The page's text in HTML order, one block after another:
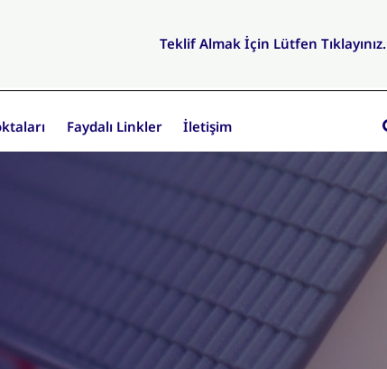
Teklif Almak İçin Lütfen Tıklayınız.
Faydalı Linkler İletişim